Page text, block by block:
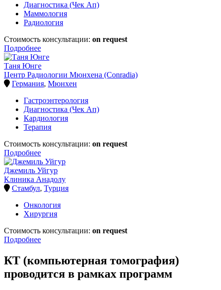
Диагностика (Чек Ап)
Маммология
Радиология
Стоимость консультации: on request
Подробнее
Таня Юнге
Центр Радиологии Мюнхена (Conradia)
Германия, Мюнхен
Гастроэнтерология
Диагностика (Чек Ап)
Кардиология
Терапия
Стоимость консультации: on request
Подробнее
Джемиль Уйгур
Клиника Анадолу
Стамбул, Турция
Онкология
Хирургия
Стоимость консультации: on request
Подробнее
КТ (компьютерная томография)
проводится в рамках программ